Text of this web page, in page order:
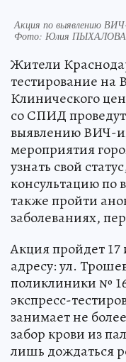
Акция по выявлению
Фото: Юлия
Жители
тестирование
Клинического
со СПИД
выявлению ВИЧ-
мероприятия
узнать свой
консультацию по
также пройти
заболеваниях,
Акция пройдет
адресу: ул.
поликлиники №
экспресс-
занимает не
забор крови из
лишь дождаться